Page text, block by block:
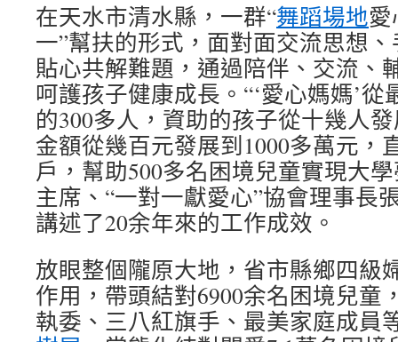
在天水市清水縣，一群“舞蹈場地
一”幫扶的形式，面對面交流思想
貼心共解難題，通過陪伴、交流、
呵護孩子健康成長。“‘愛心媽媽’
的300多人，資助的孩子從十幾人
金額從幾百元發展到1000多萬元，
戶，幫助500多名困境兒童實現大
主席、“一對一獻愛心”協會理事長
講述了20余年來的工作成效。
放眼整個隴原大地，省市縣鄉四級
作用，帶頭結對6900余名困境兒童
執委、三八紅旗手、最美家庭成員